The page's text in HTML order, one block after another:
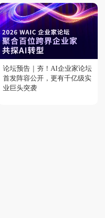
论坛预告｜夯！AI企业家论坛
首发阵容公开，更有千亿级实
业巨头突袭